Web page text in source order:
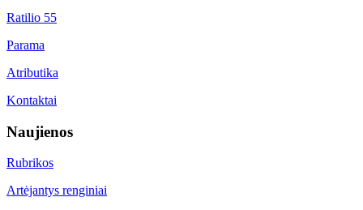
Ratilio 55
Parama
Atributika
Kontaktai
Naujienos
Rubrikos
Artėjantys renginiai